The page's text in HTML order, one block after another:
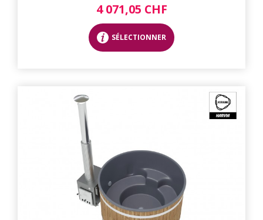
4 071,05 CHF
SÉLECTIONNER